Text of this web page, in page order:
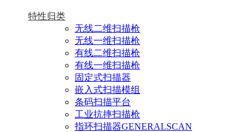
特性归类
无线二维扫描枪
无线一维扫描枪
有线二维扫描枪
有线一维扫描枪
固定式扫描器
嵌入式扫描模组
条码扫描平台
工业抗摔扫描枪
指环扫描器GENERALSCAN